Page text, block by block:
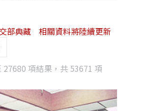
27680 項結果，共 53671 項
latest
部典藏 相關資料將陸續更新